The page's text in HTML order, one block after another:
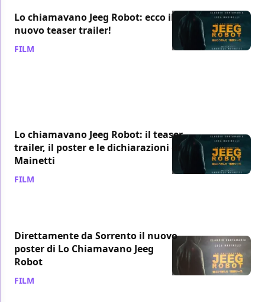
Lo chiamavano Jeeg Robot: ecco il
nuovo teaser trailer!
FILM
Lo chiamavano Jeeg Robot: il teaser
trailer, il poster e le dichiarazioni di
Mainetti
FILM
Direttamente da Sorrento il nuovo
poster di Lo Chiamavano Jeeg
Robot
FILM